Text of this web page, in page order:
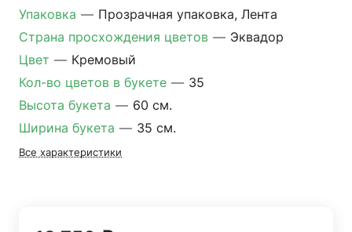
Упаковка — Прозрачная упаковка, Лента
Страна просхождения цветов — Эквадор
Цвет — Кремовый
Кол-во цветов в букете — 35
Высота букета — 60 см.
Ширина букета — 35 см.
Все характеристики